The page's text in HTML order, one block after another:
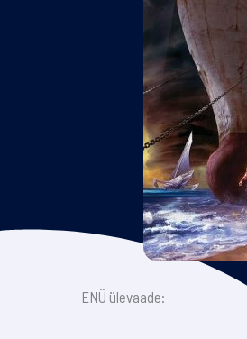
ENÜ ülevaade: